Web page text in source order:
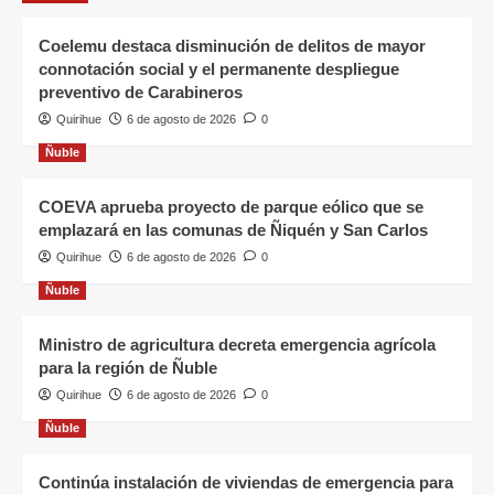
Coelemu destaca disminución de delitos de mayor
connotación social y el permanente despliegue
preventivo de Carabineros
Quirihue 6 de agosto de 2026 0
Ñuble
COEVA aprueba proyecto de parque eólico que se
emplazará en las comunas de Ñiquén y San Carlos
Quirihue 6 de agosto de 2026 0
Ñuble
Ministro de agricultura decreta emergencia agrícola
para la región de Ñuble
Quirihue 6 de agosto de 2026 0
Ñuble
Continúa instalación de viviendas de emergencia para